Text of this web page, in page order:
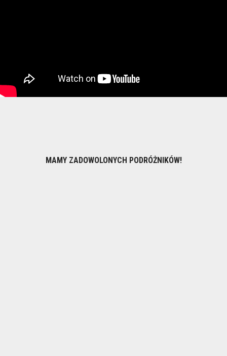
MAMY ZADOWOLONYCH PODRÓŻNIKÓW!